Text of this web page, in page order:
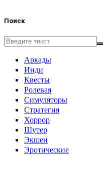
Поиск
Аркады
Инди
Квесты
Ролевая
Симуляторы
Стратегия
Хоррор
Шутер
Экшен
Эротические